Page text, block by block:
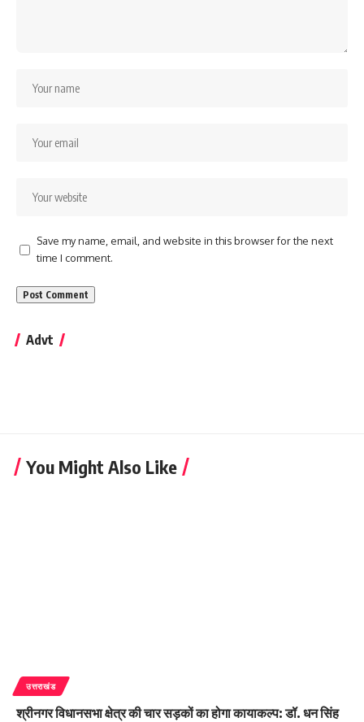
Save my name, email, and website in this browser for the next
time I comment.
Advt
You Might Also Like
उत्तराखंड
श्रीनगर विधानसभा क्षेत्र की चार सड़कों का होगा कायाकल्प: डॉ. धन सिंह